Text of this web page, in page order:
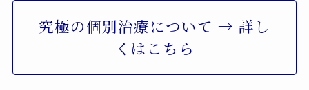
究極の個別治療について → 詳し
くはこちら